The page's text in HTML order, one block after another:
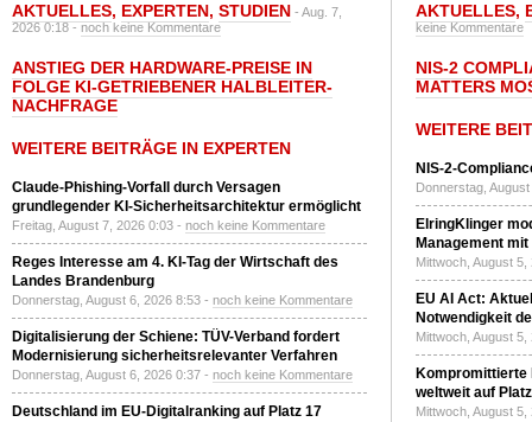
AKTUELLES, EXPERTEN, STUDIEN - Aug. 7,
2026 0:18 -noch keine Kommentare
ANSTIEG DER HARDWARE-PREISE IN
FOLGE KI-GETRIEBENER HALBLEITER-
NACHFRAGE
WEITERE BEITRÄGE IN EXPERTEN
Claude-Phishing-Vorfall durch Versagen
grundlegender KI-Sicherheitsarchitektur ermöglicht
Freitag, August 7, 2026 0:03 - noch keine Kommentare
Reges Interesse am 4. KI-Tag der Wirtschaft des
Landes Brandenburg
Donnerstag, August 6, 2026 8:53 - noch keine Kommentare
Digitalisierung der Schiene: TÜV-Verband fordert
Modernisierung sicherheitsrelevanter Verfahren
Donnerstag, August 6, 2026 0:37 - noch keine Kommentare
Deutschland im EU-Digitalranking auf Platz 17
AKTUELLES,
keine Kommentare
NIS-2
MATTERS
WEITERE
NIS-2-
Donnerstag,
ElringKlinger
Management
Mittwoch, August
EU AI Act:
Notwendigkeit
Mittwoch, August
Kompromittierte
weltweit auf
Mittwoch, August